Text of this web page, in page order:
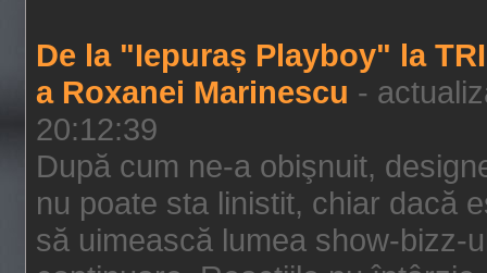
De la "Iepuraș Playboy" la
a Roxanei Marinescu -
20:12:39
După cum ne-a obişnuit,
nu poate sta linistit, chiar dacă
să uimească lumea show-bizz-